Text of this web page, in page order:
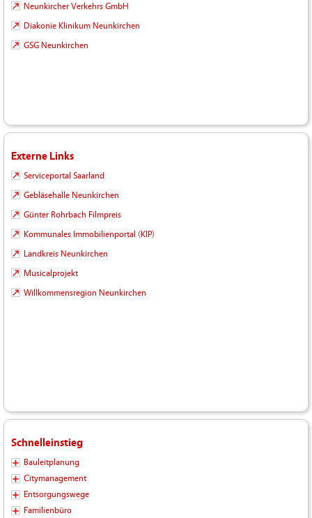
Neunkircher Verkehrs GmbH
Diakonie Klinikum Neunkirchen
GSG Neunkirchen
Externe Links
Serviceportal Saarland
Gebläsehalle Neunkirchen
Günter Rohrbach Filmpreis
Kommunales Immobilienportal (KIP)
Landkreis Neunkirchen
Musicalprojekt
Willkommensregion Neunkirchen
Schnelleinstieg
Bauleitplanung
Citymanagement
Entsorgungswege
Familienbüro